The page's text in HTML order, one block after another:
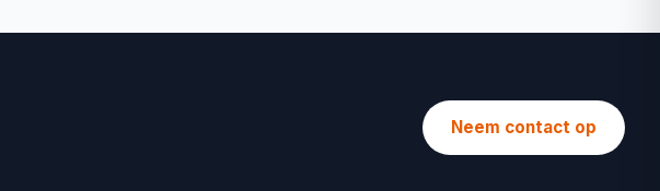
Neem contact op